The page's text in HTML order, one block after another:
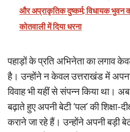
और अप्राकृतिक दुष्कर्म; विधायक भुवन
कोतवाली में दिया धरना
पहाड़ों के प्रति अभिनेता का लगाव
है। उन्होंने न केवल उत्तराखंड में
विवाह भी यहीं से संपन्न किया था।
बढ़ाते हुए अपनी बेटी ‘पल’ की शिक्षा-
कराने जा रहे हैं। उन्होंने अपनी बड़ी